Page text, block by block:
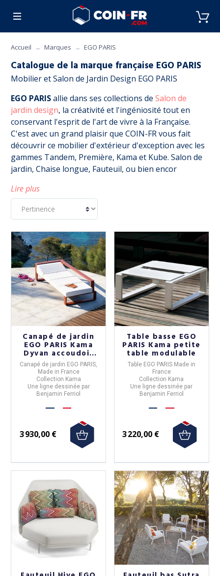
CUISINE MOBILIER
Accueil Marques EGO PARIS
Catalogue de la marque française EGO PARIS
Mobilier et Salon de Jardin Design EGO PARIS
EGO PARISallie dans ses collections deSalon de
jardin design, la créativité et l'ingéniosité tout en
conservant l'esprit de l'art de vivre à la Française.
C'est avec un grand plaisir que COIN-FR vous fait
découvrir ce mobilier d'extérieur d'exception avec les
gammes Tandem, Première, Kama et Kube. Salon de
jardin, Chaise longue, Fauteuil, ou bien encor
Lire plus
Canapé de jardin
EGO PARIS Kama
Dyvan accoudoir
droit
Canapé de jardin EGO PARIS,
Made in France
Collection Kama
Une ligne dessinée par
Benjamin Ferriol
3 930,00 €
Table basse EGO
PARIS Kama petite
table modulable
Table EGO PARISMade in
France
Collection Kama
Une ligne dessinée par
Benjamin Ferriol
3 220,00 €